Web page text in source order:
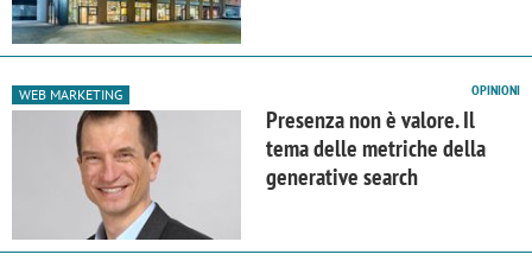
WEB MARKETING OPINIONI
Presenza non è valore. Il
tema delle metriche della
generative search